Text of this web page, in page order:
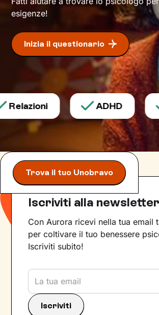
esigenze!
Inizia il questionario
ADHD
Trova il tuo Unobravo
Iscriviti alla newsletter
Con Aurora ricevi nella tua email
per coltivare il tuo benessere
Iscriviti subito!